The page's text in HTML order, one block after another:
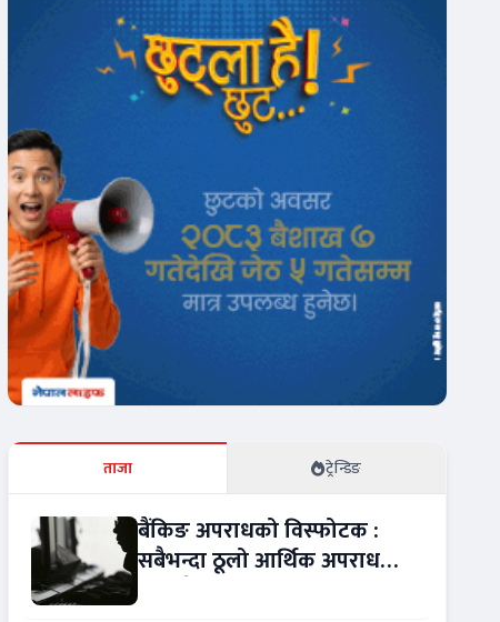
ताजा ट्रेन्डिङ
बैंकिङ अपराधको विस्फोटक :
सबैभन्दा ठूलो आर्थिक अपराध